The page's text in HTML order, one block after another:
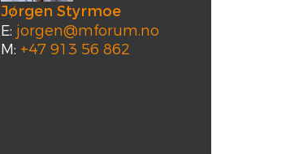
Jørgen Styrmoe
E: jorgen@mforum.no
M: +47 913 56 862